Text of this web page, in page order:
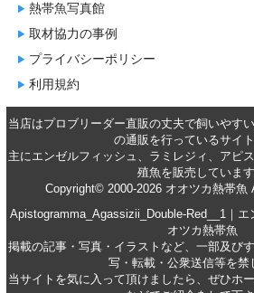
熱帯魚写真館
取材協力の事例
プライバシーポリシー
利用規約
当店はプロブリーダー直販の丈夫で飼いやす
の通販 を行っているサイト
主にエンゼルフィッシュ 、 ラミレジィ 、 アピ
殖魚を販売 しています
Copyright© 2000-2026 オオツカ熱帯魚
Apistogramma_Agassizii_Double-Red__1｜
オツカ熱帯魚
掲載の記事・写真・イラストなど、一部及び
写・転載・公衆送信等を禁
当サイトを気に入って頂けましたら、ぜひホ